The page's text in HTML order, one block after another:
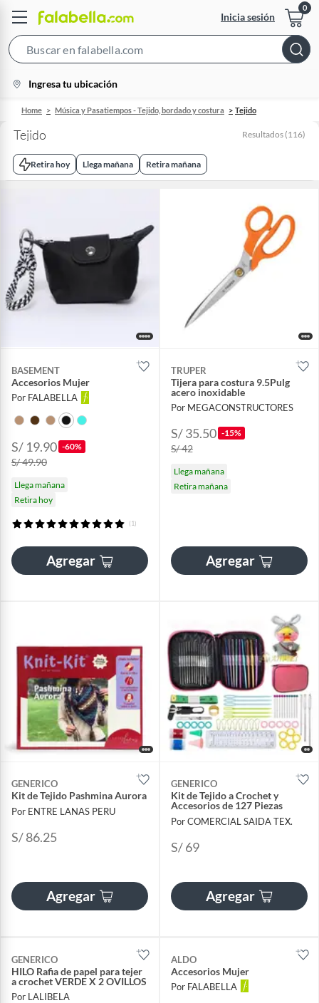
Inicia sesión
Bar
location-
icon
Ingresa tu ubicación
Home Música y Pasatiempos - Tejido, bordado y costura Tejido
Tejido Resultados (116)
Retira hoy Llega mañana Retira mañana
BASEMENT
Accesorios Mujer
Por FALABELLA
S/ 19.90 -60%
S/ 49.90
Llega mañana
Retira hoy
(1)
Agregar
TRUPER
Tijera para costura 9.5Pulg
acero inoxidable
Por MEGACONSTRUCTORES
S/ 35.50 -15%
S/ 42
Llega mañana
Retira mañana
Agregar
GENERICO
Kit de Tejido Pashmina Aurora
Por ENTRE LANAS PERU
S/ 86.25
Agregar
GENERICO
Kit de Tejido a Crochet y
Accesorios de 127 Piezas
Por COMERCIAL SAIDA TEX.
S/ 69
Agregar
GENERICO
HILO Rafia de papel para tejer
a crochet VERDE X 2 OVILLOS
Por LALIBELA
ALDO
Accesorios Mujer
Por FALABELLA